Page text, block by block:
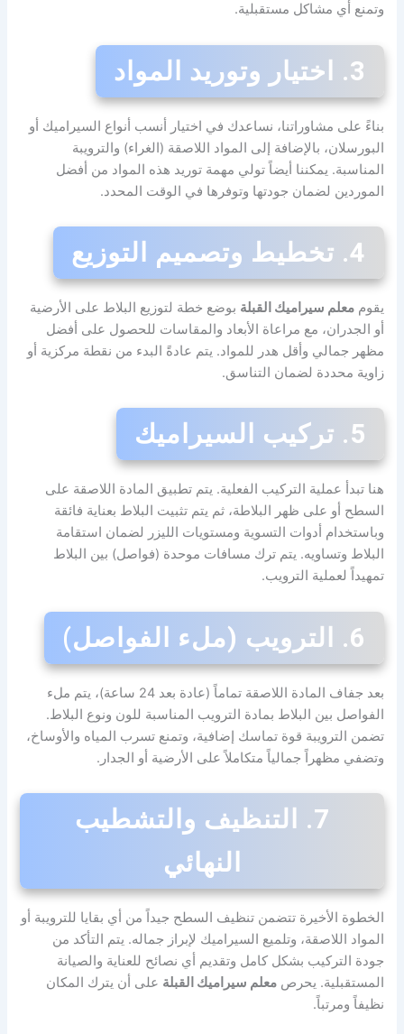
وتمنع أي مشاكل مستقبلية.
3. اختيار وتوريد المواد
بناءً على مشاوراتنا، نساعدك في اختيار أنسب أنواع السيراميك أو
البورسلان، بالإضافة إلى المواد اللاصقة (الغراء) والترويبة
المناسبة. يمكننا أيضاً تولي مهمة توريد هذه المواد من أفضل
الموردين لضمان جودتها وتوفرها في الوقت المحدد.
4. تخطيط وتصميم التوزيع
يقوممعلم سيراميك القبلة بوضع خطة لتوزيع البلاط على الأرضية
أو الجدران، مع مراعاة الأبعاد والمقاسات للحصول على أفضل
مظهر جمالي وأقل هدر للمواد. يتم عادةً البدء من نقطة مركزية أو
زاوية محددة لضمان التناسق.
5. تركيب السيراميك
هنا تبدأ عملية التركيب الفعلية. يتم تطبيق المادة اللاصقة على
السطح أو على ظهر البلاطة، ثم يتم تثبيت البلاط بعناية فائقة
وباستخدام أدوات التسوية ومستويات الليزر لضمان استقامة
البلاط وتساويه. يتم ترك مسافات موحدة (فواصل) بين البلاط
تمهيداً لعملية الترويب.
6. الترويب (ملء الفواصل)
بعد جفاف المادة اللاصقة تماماً (عادة بعد 24 ساعة)، يتم ملء
الفواصل بين البلاط بمادة الترويب المناسبة للون ونوع البلاط.
تضمن الترويبة قوة تماسك إضافية، وتمنع تسرب المياه والأوساخ،
وتضفي مظهراً جمالياً متكاملاً على الأرضية أو الجدار.
7. التنظيف والتشطيب
النهائي
الخطوة الأخيرة تتضمن تنظيف السطح جيداً من أي بقايا للترويبة أو
المواد اللاصقة، وتلميع السيراميك لإبراز جماله. يتم التأكد من
جودة التركيب بشكل كامل وتقديم أي نصائح للعناية والصيانة
المستقبلية. يحرصمعلم سيراميك القبلة على أن يترك المكان
نظيفاً ومرتباً.